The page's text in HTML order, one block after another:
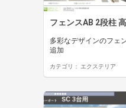
フェンスAB 2段柱
多彩なデザインのフェ
追加
カテゴリ： エクステリア